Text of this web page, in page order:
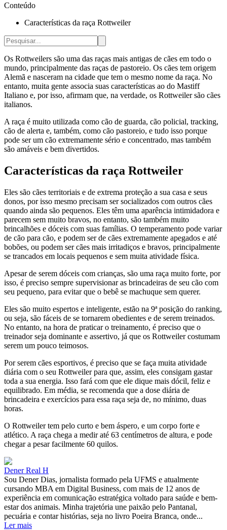
Conteúdo
Características da raça Rottweiler
Os Rottweilers são uma das raças mais antigas de cães em todo o
mundo, principalmente das raças de pastoreio. Os cães tem origem
Alemã e nasceram na cidade que tem o mesmo nome da raça. No
entanto, muita gente associa suas características ao do Mastiff
Italiano e, por isso, afirmam que, na verdade, os Rottweiler são cães
italianos.
A raça é muito utilizada como cão de guarda, cão policial, tracking,
cão de alerta e, também, como cão pastoreio, e tudo isso porque
pode ser um cão extremamente sério e concentrado, mas também
são amáveis e bem divertidos.
Características da raça Rottweiler
Eles são cães territoriais e de extrema proteção a sua casa e seus
donos, por isso mesmo precisam ser socializados com outros cães
quando ainda são pequenos. Eles têm uma aparência intimidadora e
parecem sem muito bravos, no entanto, são também muito
brincalhões e dóceis com suas famílias. O temperamento pode variar
de cão para cão, e podem ser de cães extremamente apegados e até
bobões, ou podem ser cães mais irritadiços e bravos, principalmente
se trancados em locais pequenos e sem muita atividade física.
Apesar de serem dóceis com crianças, são uma raça muito forte, por
isso, é preciso sempre supervisionar as brincadeiras de seu cão com
seu pequeno, para evitar que o bebê se machuque sem querer.
Eles são muito espertos e inteligente, estão na 9ª posição do ranking,
ou seja, são fáceis de se tornarem obedientes e de serem treinados.
No entanto, na hora de praticar o treinamento, é preciso que o
treinador seja dominante e assertivo, já que os Rottweiler costumam
serem um pouco teimosos.
Por serem cães esportivos, é preciso que se faça muita atividade
diária com o seu Rottweiler para que, assim, eles consigam gastar
toda a sua energia. Isso fará com que ele dique mais dócil, feliz e
equilibrado. Em média, se recomenda que a dose diária de
brincadeira e exercícios para essa raça seja de, no mínimo, duas
horas.
O Rottweiler tem pelo curto e bem áspero, e um corpo forte e
atlético. A raça chega a medir até 63 centímetros de altura, e pode
chegar a pesar facilmente 60 quilos.
Dener Real H
Sou Dener Dias, jornalista formado pela UFMS e atualmente
cursando MBA em Digital Business, com mais de 12 anos de
experiência em comunicação estratégica voltado para saúde e bem-
estar dos animais. Minha trajetória une paixão pelo Pantanal,
pecuária e contar histórias, seja no livro Poeira Branca, onde...
Ler mais